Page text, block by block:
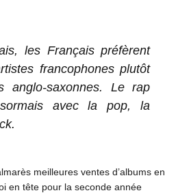
les Français préfèrent
francophones plutôt
anglo-saxonnes. Le rap
avec la pop, la
meilleures ventes d’albums en
en tête pour la seconde année